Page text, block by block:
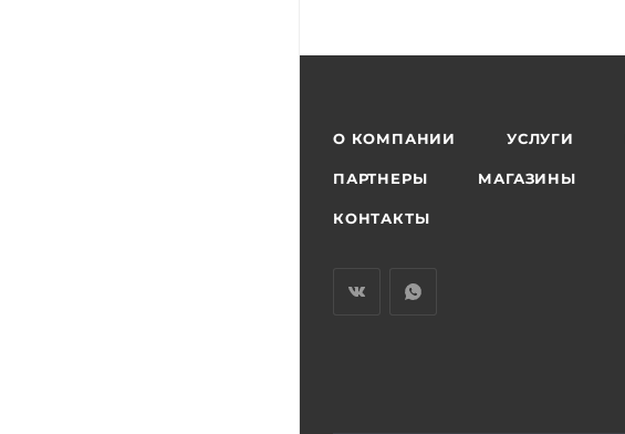
О КОМПАНИИ УСЛУГИ
ПАРТНЕРЫ МАГАЗИНЫ
КОНТАКТЫ